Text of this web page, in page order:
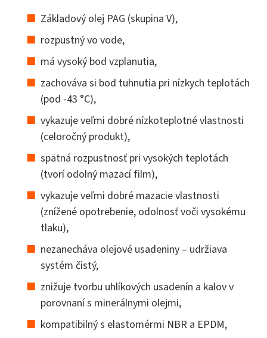
Základový olej PAG (skupina V),
rozpustný vo vode,
má vysoký bod vzplanutia,
zachováva si bod tuhnutia pri nízkych teplotách
(pod -43 °C),
vykazuje veľmi dobré nízkoteplotné vlastnosti
(celoročný produkt),
spätná rozpustnosť pri vysokých teplotách
(tvorí odolný mazací film),
vykazuje veľmi dobré mazacie vlastnosti
(znížené opotrebenie, odolnosť voči vysokému
tlaku),
nezanecháva olejové usadeniny – udržiava
systém čistý,
znižuje tvorbu uhlíkových usadenín a kalov v
porovnaní s minerálnymi olejmi,
kompatibilný s elastomérmi NBR a EPDM,